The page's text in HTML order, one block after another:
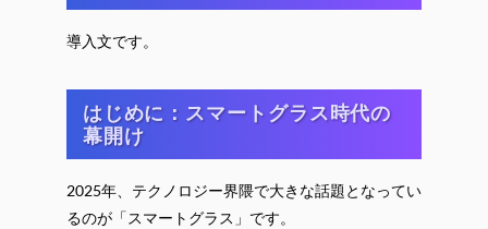
導入文です。
はじめに：スマートグラス時代の
幕開け
2025年、テクノロジー界隈で大きな話題となってい
るのが「スマートグラス」です。